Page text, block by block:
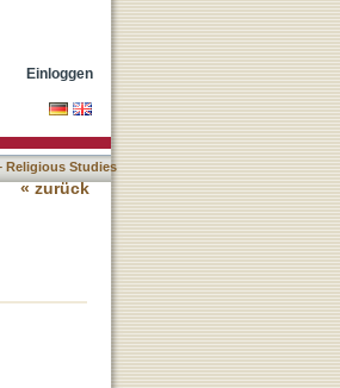
Einloggen
Religious Studies
« zurück